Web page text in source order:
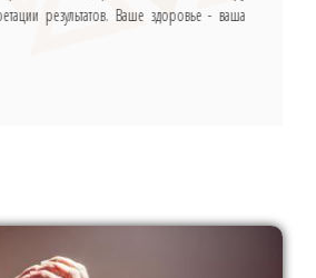
результатов. Ваше здоровье - ваша